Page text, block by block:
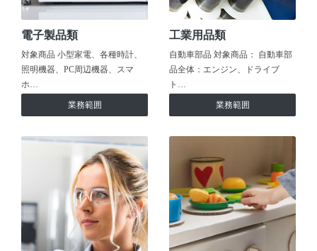
電子製品類
対象商品 小型家電、各種時計、
照明機器、PC周辺機器、スマ
ホ…
業務範囲
工業用品類
自動車部品 対象商品： 自動車部
品全体：エンジン、ドライブ
ト…
業務範囲